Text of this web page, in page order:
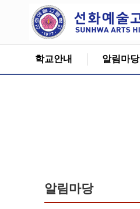
학교안내 알림마당
알림마당